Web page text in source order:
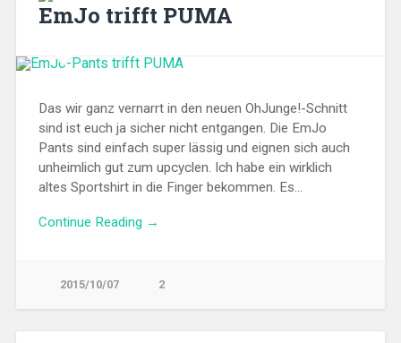
EmJo trifft PUMA
Das wir ganz vernarrt in den neuen OhJunge!-Schnitt
sind ist euch ja sicher nicht entgangen. Die EmJo
Pants sind einfach super lässig und eignen sich auch
unheimlich gut zum upcyclen. Ich habe ein wirklich
altes Sportshirt in die Finger bekommen. Es…
Continue Reading →
2015/10/07 2